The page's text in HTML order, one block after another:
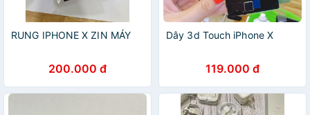
RUNG IPHONE X ZIN MÁY
200.000 đ
Dây 3d Touch iPhone X
119.000 đ